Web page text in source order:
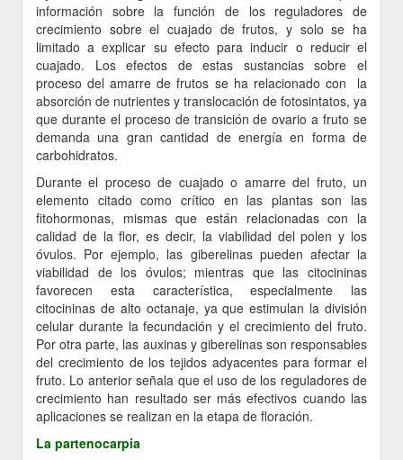
información sobre la función de los reguladores de
crecimiento sobre el cuajado de frutos, y solo se ha
limitado a explicar su efecto para inducir o reducir el
cuajado. Los efectos de estas sustancias sobre el
proceso del amarre de frutos se ha relacionado con la
absorción de nutrientes y translocación de fotosintatos, ya
que durante el proceso de transición de ovario a fruto se
demanda una gran cantidad de energía en forma de
carbohidratos.
Durante el proceso de cuajado o amarre del fruto, un
elemento citado como crítico en las plantas son las
fitohormonas, mismas que están relacionadas con la
calidad de la flor, es decir, la viabilidad del polen y los
óvulos. Por ejemplo, las giberelinas pueden afectar la
viabilidad de los óvulos; mientras que las citocininas
favorecen esta característica, especialmente las
citocininas de alto octanaje, ya que estimulan la división
celular durante la fecundación y el crecimiento del fruto.
Por otra parte, las auxinas y giberelinas son responsables
del crecimiento de los tejidos adyacentes para formar el
fruto. Lo anterior señala que el uso de los reguladores de
crecimiento han resultado ser más efectivos cuando las
aplicaciones se realizan en la etapa de floración.
La partenocarpia